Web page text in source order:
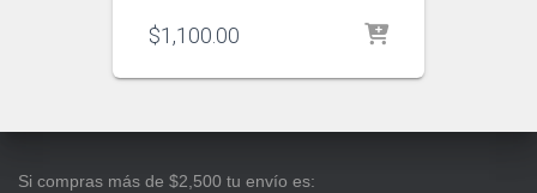
$1,100.00
Si compras más de $2,500 tu envío es: